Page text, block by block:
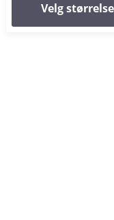
Velg størrelse